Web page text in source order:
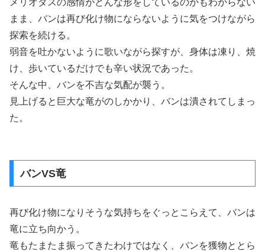
メリオダスの感情がどんな形をしているのかもわからない
まま、バンは再び化け物にならないように気をつけながら
探索を続ける。
弱音を吐かないように歌いながら探すが、身体は凍り、焼
け、歩いているだけでも辛い状況であった。
そんな中、バンを不吉な気配が襲う。
見上げると巨大な竜がのしかかり、バンは潰されてしまっ
た。
バンVS竜
再び化け物になりそうな気持ちをぐっとこらえて、バンは
竜に立ち向かう。
竜もたまたま振ってきたわけではなく、バンを獲物ととら